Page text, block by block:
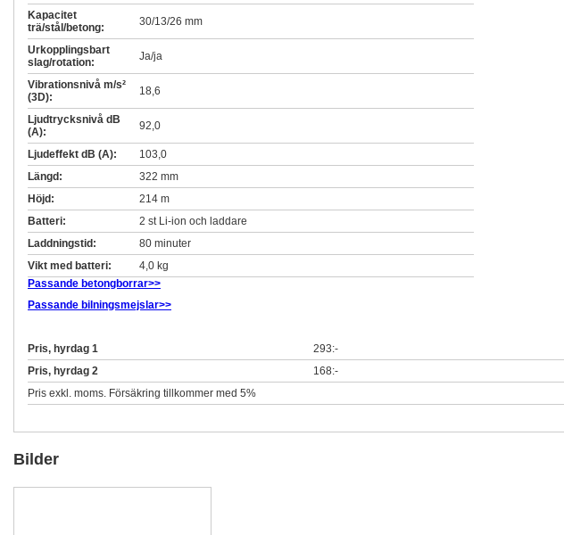
Kapacitet
trä/stål/betong:
30/13/26 mm
Urkopplingsbart
slag/rotation:
Ja/ja
Vibrationsnivå m/s²
(3D):
18,6
Ljudtrycksnivå dB
(A):
92,0
Ljudeffekt dB (A):
103,0
Längd:
322 mm
Höjd:
214 m
Batteri:
2 st Li-ion och laddare
Laddningstid:
80 minuter
Vikt med batteri:
4,0 kg
Passande betongborrar>>
Passande bilningsmejslar>>
Pris, hyrdag 1
293:-
Pris, hyrdag 2
168:-
Pris exkl. moms. Försäkring tillkommer med 5%
Bilder